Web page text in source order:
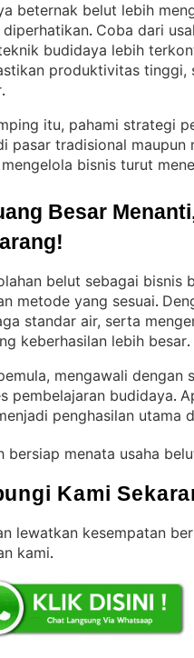
beternak belut lebih
diperhatikan. Coba dari
budidaya lebih
produktivitas
.
itu, pahami strategi
pasar tradisional maupun
bisnis turut
Besar
belut sebagai bisnis
metode yang sesuai.
standar air, serta
keberhasilan lebih besar.
mengawali dengan
pembelajaran budidaya.
penghasilan utama
bersiap menata usaha
Kami
lewatkan kesempatan
kami.